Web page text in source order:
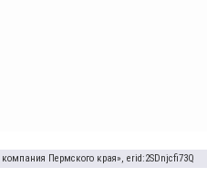
Пермского края», erid:2SDnjcfi73Q